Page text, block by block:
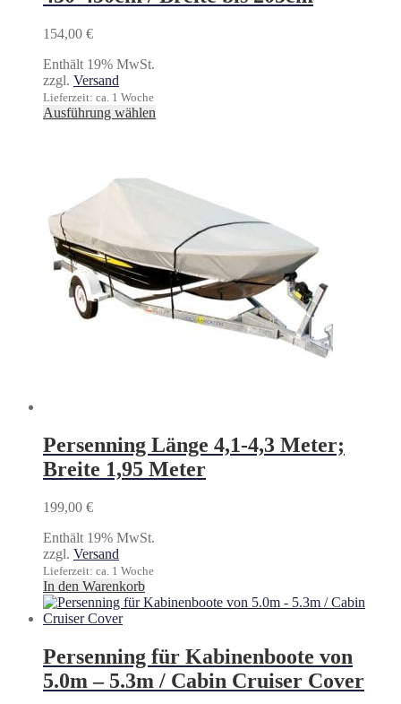
154,00 €
Enthält 19% MwSt.
zzgl. Versand
Lieferzeit: ca. 1 Woche
Ausführung wählen
auf.
Optionen
können
auf
der
Produktseite
gewählt
werden
Persenning Länge 4,1-4,3 Meter;
Breite 1,95 Meter
199,00 €
Enthält 19% MwSt.
zzgl. Versand
Lieferzeit: ca. 1 Woche
In den Warenkorb
Persenning für Kabinenboote von
5.0m – 5.3m / Cabin Cruiser Cover